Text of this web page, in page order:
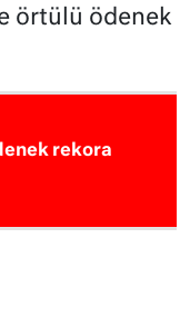
örtülü ödenek
rekora